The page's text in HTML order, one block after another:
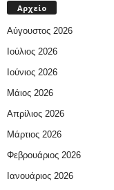
Αρχείο
Αύγουστος 2026
Ιούλιος 2026
Ιούνιος 2026
Μάιος 2026
Απρίλιος 2026
Μάρτιος 2026
Φεβρουάριος 2026
Ιανουάριος 2026